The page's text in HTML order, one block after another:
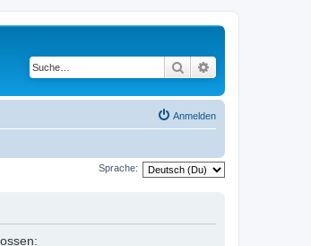
Suche
Anmelden
Sprache: